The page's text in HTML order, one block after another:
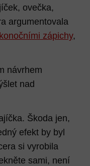
ovečka,
argumentovala
zápichy,
návrhem
nad
Škoda jen,
efekt by byl
si vyrobila
sami, není